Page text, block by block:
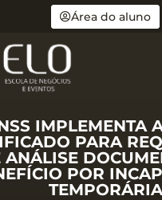
Área do aluno
IMPLEMENTA
PARA
ANÁLISE
POR
TEMPORÁRIA